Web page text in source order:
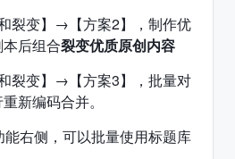
裂变】→【方案2】，制作优
后组合裂变优质原创内容
和裂变】→【方案3】，批量对
新编码合并。
右侧，可以批量使用标题库